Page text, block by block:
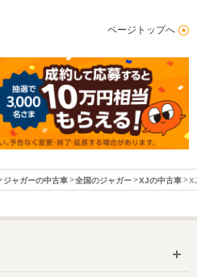
ページトップへ
ジャガーの中古車 全国のジャガー XJの中古車